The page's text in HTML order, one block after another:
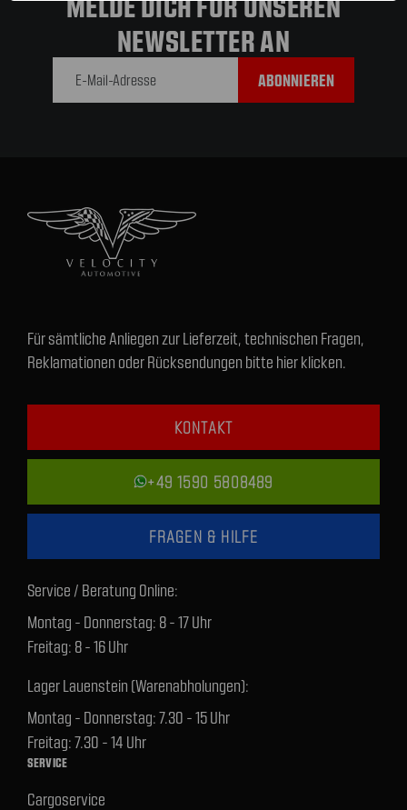
NEWSLETTER AN
Für sämtliche Anliegen zur Lieferzeit, technischen Fragen,
Reklamationen oder Rücksendungen bitte hier klicken.
KONTAKT
+49 1590 5808489
FRAGEN & HILFE
Service / Beratung Online:
Montag - Donnerstag: 8 - 17 Uhr
Freitag: 8 - 16 Uhr
Lager Lauenstein (Warenabholungen):
Montag - Donnerstag: 7.30 - 15 Uhr
Freitag: 7.30 - 14 Uhr
SERVICE
Cargoservice